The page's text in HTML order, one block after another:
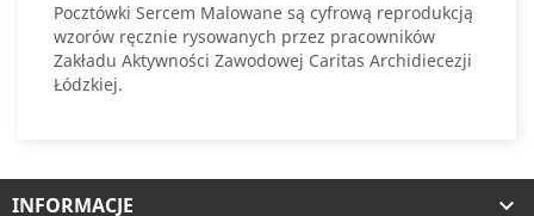
Pocztówki Sercem Malowane są cyfrową reprodukcją
wzorów ręcznie rysowanych przez pracowników
Zakładu Aktywności Zawodowej Caritas Archidiecezji
Łódzkiej.
INFORMACJE 